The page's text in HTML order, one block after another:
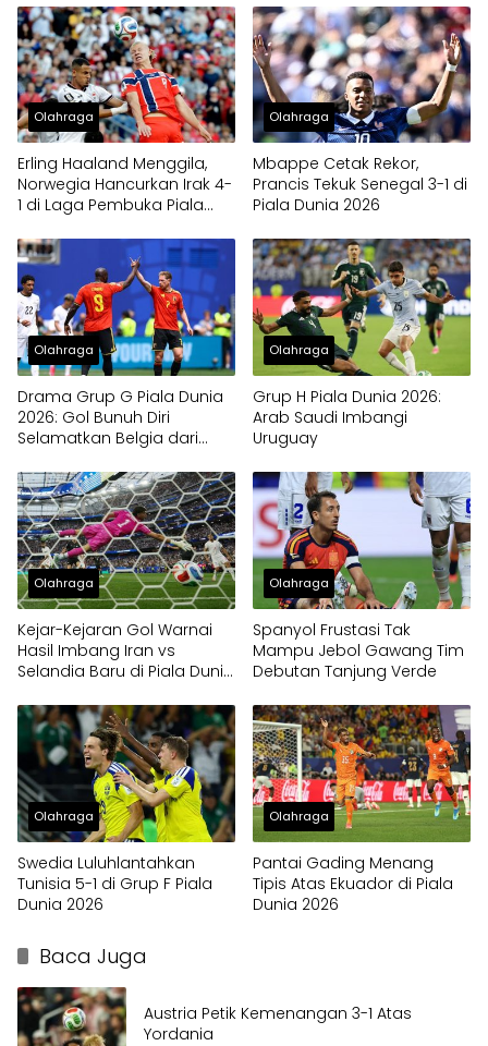
Olahraga
Erling Haaland Menggila,
Norwegia Hancurkan Irak 4-
1 di Laga Pembuka Piala
Olahraga
Mbappe Cetak Rekor,
Prancis Tekuk Senegal 3-1 di
Piala Dunia 2026
Olahraga
Drama Grup G Piala Dunia
2026: Gol Bunuh Diri
Selamatkan Belgia dari
Olahraga
Grup H Piala Dunia 2026:
Arab Saudi Imbangi
Uruguay
Olahraga
Kejar-Kejaran Gol Warnai
Hasil Imbang Iran vs
Selandia Baru di Piala Dunia
Olahraga
Spanyol Frustasi Tak
Mampu Jebol Gawang Tim
Debutan Tanjung Verde
Olahraga
Swedia Luluhlantahkan
Tunisia 5-1 di Grup F Piala
Dunia 2026
Olahraga
Pantai Gading Menang
Tipis Atas Ekuador di Piala
Dunia 2026
Baca Juga
Austria Petik Kemenangan 3-1 Atas
Yordania